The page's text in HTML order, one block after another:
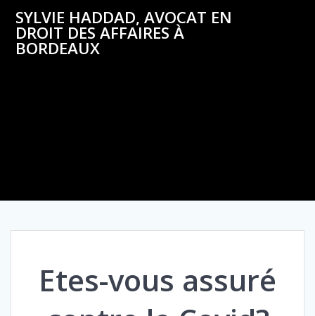
to
content
SYLVIE HADDAD, AVOCAT EN
DROIT DES AFFAIRES À
BORDEAUX
Etes-vous assuré